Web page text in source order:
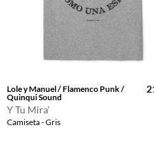
Lole y Manuel / Flamenco Punk /
Quinqui Sound
Y Tu Mira’
Camiseta - Gris